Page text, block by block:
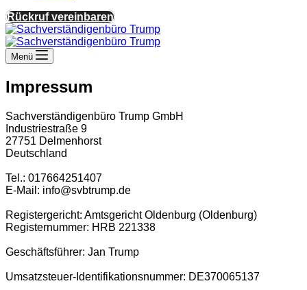
Rückruf vereinbaren
Menü
Impressum
Sachverständigenbüro Trump GmbH
Industriestraße 9
27751 Delmenhorst
Deutschland
Tel.: 017664251407
E-Mail: info@svbtrump.de
Registergericht: Amtsgericht Oldenburg (Oldenburg)
Registernummer: HRB 221338
Geschäftsführer: Jan Trump
Umsatzsteuer-Identifikationsnummer: DE370065137